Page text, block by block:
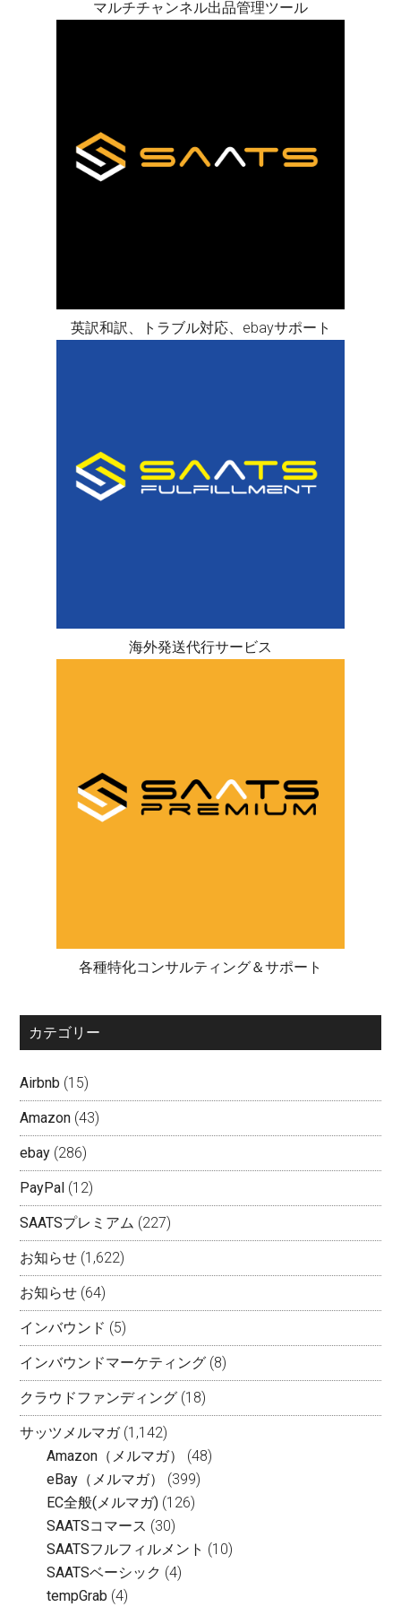
マルチチャンネル出品管理ツール
英訳和訳、トラブル対応、ebayサポート
海外発送代行サービス
各種特化コンサルティング＆サポート
カテゴリー
Airbnb (15)
Amazon (43)
ebay (286)
PayPal (12)
SAATSプレミアム (227)
お知らせ (1,622)
お知らせ (64)
インバウンド (5)
インバウンドマーケティング (8)
クラウドファンディング (18)
サッツメルマガ(1,142)
Amazon（メルマガ）
(48)
eBay（メルマガ）
(399)
EC全般(メルマガ) (126)
SAATSコマース (30)
SAATSフルフィルメント (10)
SAATSベーシック (4)
tempGrab (4)